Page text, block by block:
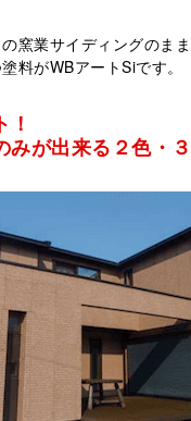
窯業サイディングのまま
料がWBアートSiです。
！
みが出来る２色・